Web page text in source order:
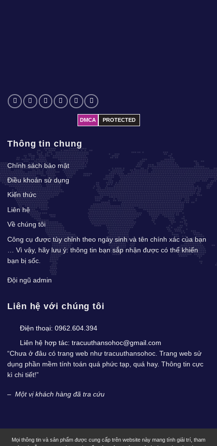
DMCA PROTECTED
Thông tin chung
Chính sách bảo mật
Điều khoản sử dụng
Kiến thức
Liên hệ
Về chúng tôi
Công cụ được tùy chỉnh theo ngày sinh và tên chính xác của bạn
… Vì vậy, hãy lưu ý: thông tin bạn sắp nhận được có thể khiến
bạn bị sốc.
Đội ngũ admin
Liên hệ với chúng tôi
Điện thoại: 0962.604.394
Liên hệ hợp tác: tracuuthansohoc@gmail.com
“Chưa ở đâu có trang web như tracuuthansohoc. Trang web sử
dụng phần mềm tính toán quá phức tạp, quá hay. Thông tin cực
kì chi tiết!”
– Một vị khách hàng đã tra cứu
Mọi thông tin và sản phẩm được cung cấp trên website này mang tính giải trí, tham